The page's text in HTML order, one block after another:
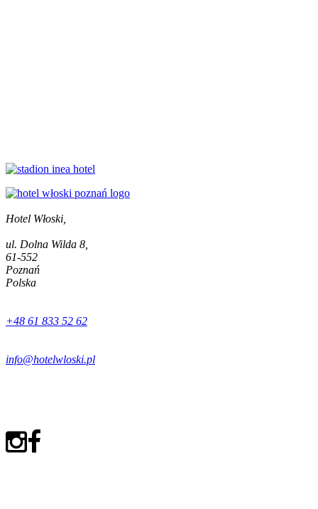
Hotel Włoski,
ul. Dolna Wilda 8,
61-552
Poznań
Polska
+48 61 833 52 62
info@hotelwloski.pl